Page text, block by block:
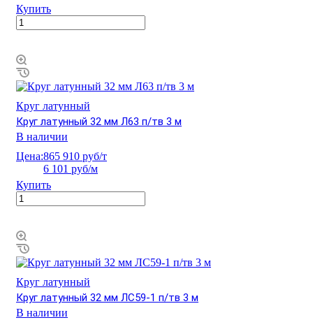
Купить
Круг латунный
Круг латунный 32 мм Л63 п/тв 3 м
В наличии
Цена:865 910 руб/т
6 101 руб/м
Купить
Круг латунный
Круг латунный 32 мм ЛС59-1 п/тв 3 м
В наличии